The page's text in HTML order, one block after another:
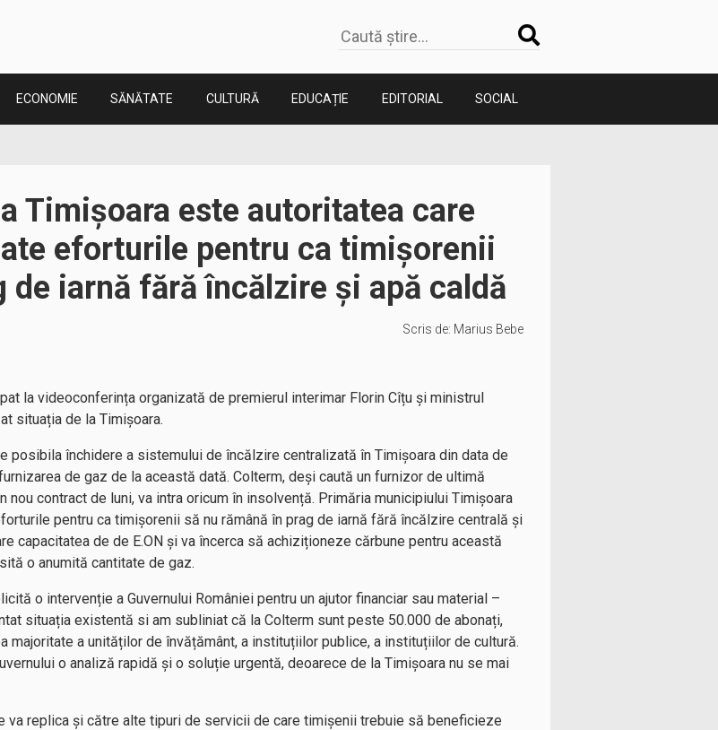
ECONOMIE SĂNĂTATE CULTURĂ EDUCAȚIE EDITORIAL SOCIAL
Timișoara este autoritatea care
eforturile pentru ca timișorenii
de iarnă fără încălzire și apă caldă
Scris de: Marius Bebe
la videoconferința organizată de premierul interimar Florin Cîțu și ministrul
situația de la Timișoara.
posibila închidere a sistemului de încălzire centralizată în Timișoara din data de
de gaz de la această dată. Colterm, deși caută un furnizor de ultimă
nou contract de luni, va intra oricum în insolvență. Primăria municipiului Timișoara
pentru ca timișorenii să nu rămână în prag de iarnă fără încălzire centrală și
capacitatea de de E.ON și va încerca să achiziționeze cărbune pentru această
o anumită cantitate de gaz.
o intervenție a Guvernului României pentru un ajutor financiar sau material –
situația existentă si am subliniat că la Colterm sunt peste 50.000 de abonați,
majoritate a unităților de învățământ, a instituțiilor publice, a instituțiilor de cultură.
o analiză rapidă și o soluție urgentă, deoarece de la Timișoara nu se mai
va replica și către alte tipuri de servicii de care timișenii trebuie să beneficieze